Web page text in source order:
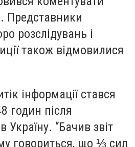
Представники
розслідувань і
також відмовилися
інформації стався
годин після
Україну. “Бачив звіт
говориться, що ⅓ сил